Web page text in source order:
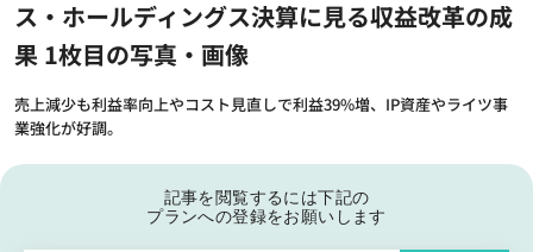
ス・ホールディングス決算に見る収益改革の成
果 1枚目の写真・画像
売上減少も利益率向上やコスト見直しで利益39%増、IP資産やライツ事
業強化が好調。
記事を閲覧するには下記の
プランへの登録をお願いします